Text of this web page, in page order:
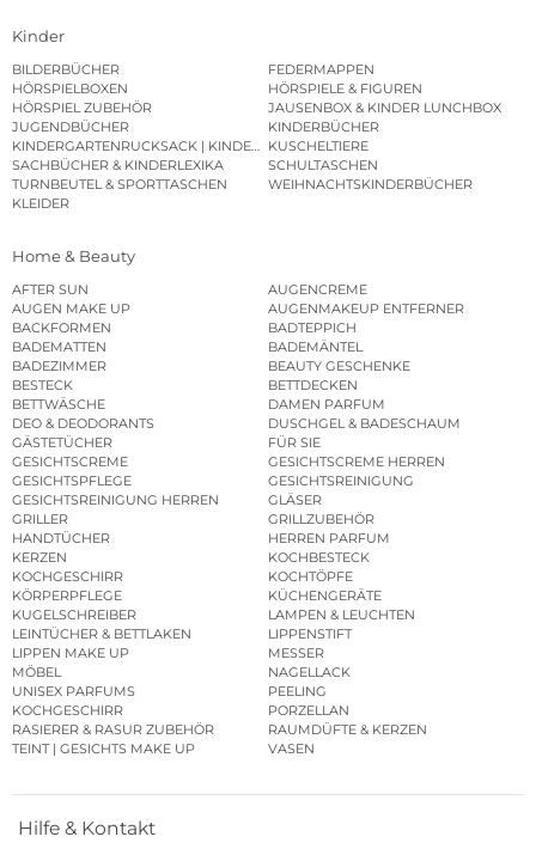
Kinder
BILDERBÜCHER
FEDERMAPPEN
HÖRSPIELBOXEN
HÖRSPIELE & FIGUREN
HÖRSPIEL ZUBEHÖR
JAUSENBOX & KINDER LUNCHBOX
JUGENDBÜCHER
KINDERBÜCHER
KINDERGARTENRUCKSACK | KINDERGARTENBEUTEL
KUSCHELTIERE
SACHBÜCHER & KINDERLEXIKA
SCHULTASCHEN
TURNBEUTEL & SPORTTASCHEN
WEIHNACHTSKINDERBÜCHER
KLEIDER
Home & Beauty
AFTER SUN
AUGENCREME
AUGEN MAKE UP
AUGENMAKEUP ENTFERNER
BACKFORMEN
BADTEPPICH
BADEMATTEN
BADEMÄNTEL
BADEZIMMER
BEAUTY GESCHENKE
BESTECK
BETTDECKEN
BETTWÄSCHE
DAMEN PARFUM
DEO & DEODORANTS
DUSCHGEL & BADESCHAUM
GÄSTETÜCHER
FÜR SIE
GESICHTSCREME
GESICHTSCREME HERREN
GESICHTSPFLEGE
GESICHTSREINIGUNG
GESICHTSREINIGUNG HERREN
GLÄSER
GRILLER
GRILLZUBEHÖR
HANDTÜCHER
HERREN PARFUM
KERZEN
KOCHBESTECK
KOCHGESCHIRR
KOCHTÖPFE
KÖRPERPFLEGE
KÜCHENGERÄTE
KUGELSCHREIBER
LAMPEN & LEUCHTEN
LEINTÜCHER & BETTLAKEN
LIPPENSTIFT
LIPPEN MAKE UP
MESSER
MÖBEL
NAGELLACK
UNISEX PARFUMS
PEELING
KOCHGESCHIRR
PORZELLAN
RASIERER & RASUR ZUBEHÖR
RAUMDÜFTE & KERZEN
TEINT | GESICHTS MAKE UP
VASEN
Hilfe & Kontakt